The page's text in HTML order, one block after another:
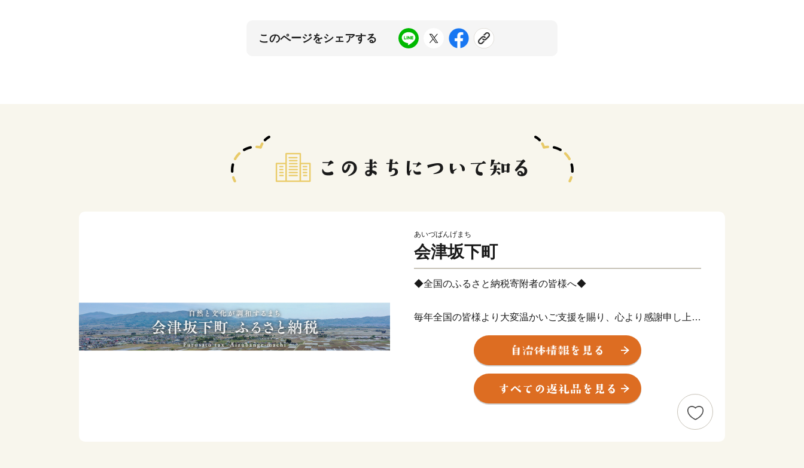
このページをシェアする
あいづばんげまち
会津坂下町
◆全国のふるさと納税寄附者の皆様へ◆
毎年全国の皆様より大変温かいご支援を賜り、心より感謝申し上げ
皆さまからご支援頂きましたご寄附は、寄附目的の趣旨に沿って大
切に活用させて頂きます。
会津坂下町は会津穀倉地帯の西部に位置し、山々と豊かな水資源に